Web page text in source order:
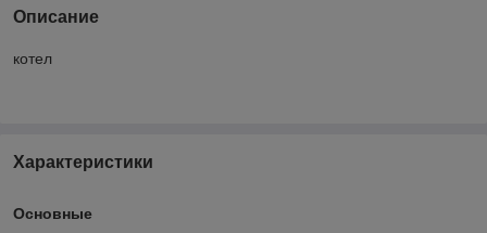
Описание
котел
Характеристики
Основные